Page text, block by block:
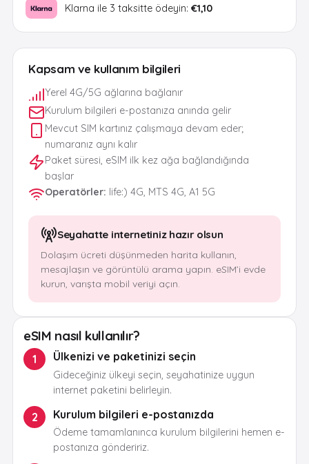
Kapsam ve kullanım bilgileri
Yerel 4G/5G ağlarına bağlanır
Kurulum bilgileri e-postanıza anında gelir
Mevcut SIM kartınız çalışmaya devam eder;
numaranız aynı kalır
Paket süresi, eSIM ilk kez ağa bağlandığında
başlar
Operatörler: life:) 4G, MTS 4G, A1 5G
Seyahatte internetiniz hazır olsun
Dolaşım ücreti düşünmeden harita kullanın,
mesajlaşın ve görüntülü arama yapın. eSIM’i evde
kurun, varışta mobil veriyi açın.
eSIM nasıl kullanılır?
1 Ülkenizi ve paketinizi seçin
Gideceğiniz ülkeyi seçin, seyahatinize uygun
internet paketini belirleyin.
2 Kurulum bilgileri e-postanızda
Ödeme tamamlanınca kurulum bilgilerini hemen e-
postanıza göndeririz.
Klarna ile 3 taksitte ödeyin: €1,10